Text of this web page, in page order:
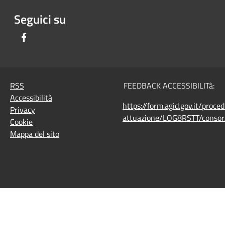
Seguici su
RSS
Accessibilità
Privacy
Cookie
Mappa del sito
FEEDBACK ACCESSIBILITà:
https://form.agid.gov.it/
attuazione/LOG8RSTT/